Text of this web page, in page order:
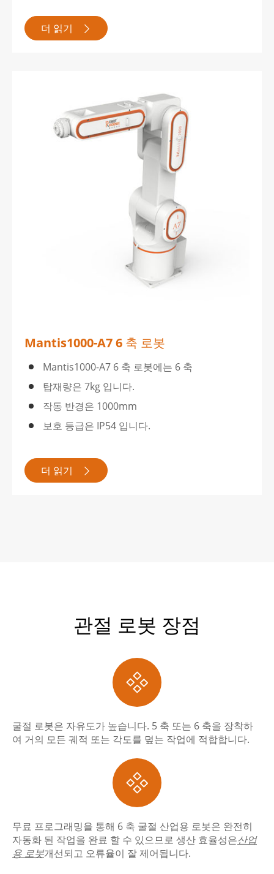
더 읽기 
Mantis1000-A7 6 축 로봇
Mantis1000-A7 6 축 로봇에는 6 축
탑재량은 7kg 입니다.
작동 반경은 1000mm
보호 등급은 IP54 입니다.
더 읽기 
관절 로봇 장점

굴절 로봇은 자유도가 높습니다. 5 축 또는 6 축을 장착하
여 거의 모든 궤적 또는 각도를 덮는 작업에 적합합니다.

무료 프로그래밍을 통해 6 축 굴절 산업용 로봇은 완전히
자동화 된 작업을 완료 할 수 있으므로 생산 효율성은산업
용 로봇개선되고 오류율이 잘 제어됩니다.